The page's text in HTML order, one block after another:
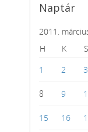
Naptár
2011.
H
K S
1
2 3
8 9
15 16